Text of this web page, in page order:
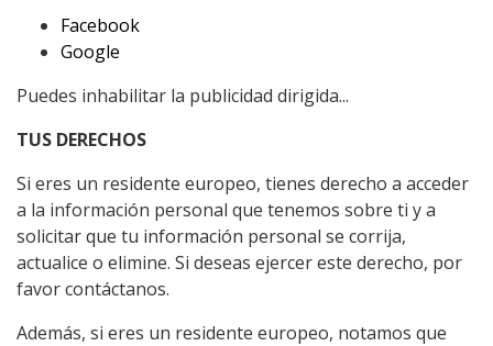
Facebook
Google
Puedes inhabilitar la publicidad dirigida...
TUS DERECHOS
Si eres un residente europeo, tienes derecho a acceder
a la información personal que tenemos sobre ti y a
solicitar que tu información personal se corrija,
actualice o elimine. Si deseas ejercer este derecho, por
favor contáctanos.
Además, si eres un residente europeo, notamos que